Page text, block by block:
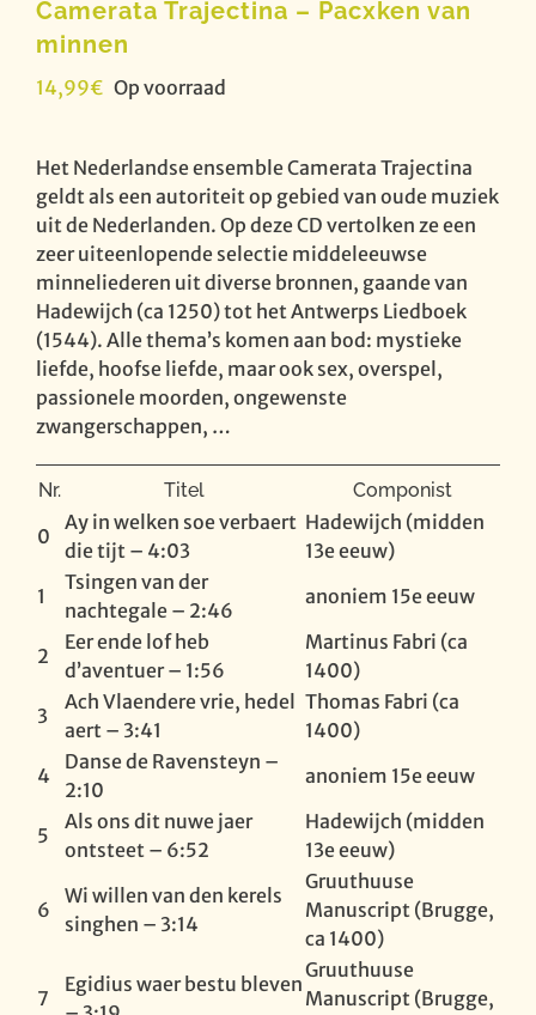
Camerata Trajectina – Pacxken van
minnen
14,99€ Op voorraad
Het Nederlandse ensemble Camerata Trajectina
geldt als een autoriteit op gebied van oude muziek
uit de Nederlanden. Op deze CD vertolken ze een
zeer uiteenlopende selectie middeleeuwse
minneliederen uit diverse bronnen, gaande van
Hadewijch (ca 1250) tot het Antwerps Liedboek
(1544). Alle thema’s komen aan bod: mystieke
liefde, hoofse liefde, maar ook sex, overspel,
passionele moorden, ongewenste
zwangerschappen, …
Nr. Titel Componist
0
Ay in welken soe verbaert
die tijt – 4:03
Hadewijch (midden
13e eeuw)
1
Tsingen van der
nachtegale – 2:46
anoniem 15e eeuw
2
Eer ende lof heb
d’aventuer – 1:56
Martinus Fabri (ca
1400)
3
Ach Vlaendere vrie, hedel
aert – 3:41
Thomas Fabri (ca
1400)
4
Danse de Ravensteyn –
2:10
anoniem 15e eeuw
5
Als ons dit nuwe jaer
ontsteet – 6:52
Hadewijch (midden
13e eeuw)
6
Wi willen van den kerels
singhen – 3:14
Gruuthuuse
Manuscript (Brugge,
ca 1400)
7
Egidius waer bestu bleven
Gruuthuuse
Manuscript (Brugge,